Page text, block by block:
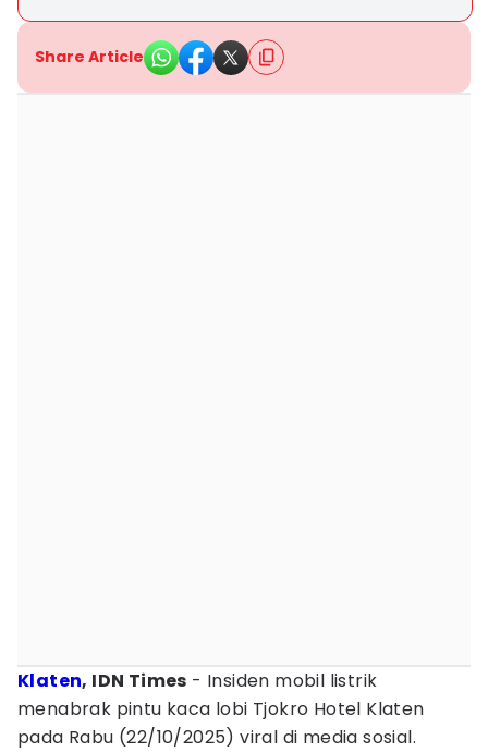
Share Article
Klaten, IDN Times - Insiden mobil listrik
menabrak pintu kaca lobi Tjokro Hotel Klaten
pada Rabu (22/10/2025) viral di media sosial.